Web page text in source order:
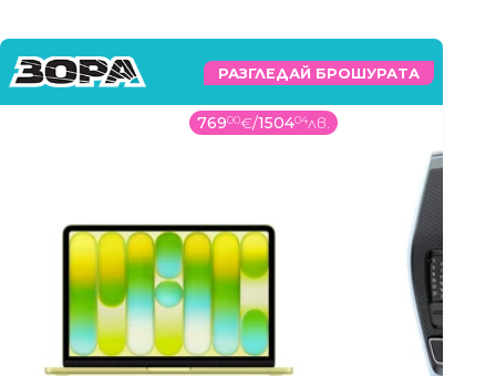
РАЗГЛЕДАЙ БРОШУРАТА
76900€/150404лв.